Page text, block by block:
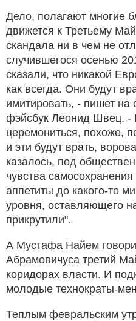
Дело, полагают многие
движется к Третьему
скандала ни в чем не
случившегося осенью
сказали, что никакой
как всегда. Они будут
имитировать, - пишет на
фэйсбук Леонид Швец. -
церемониться, похоже,
и эти будут врать,
казалось, под
чувства
аппетиты до какого-то
уровня, оставляющего
прикрутили".
А Мустафа Найем
Абрамовичуса третий
коридорах власти. И
молодые технократы-
Теплым февральским